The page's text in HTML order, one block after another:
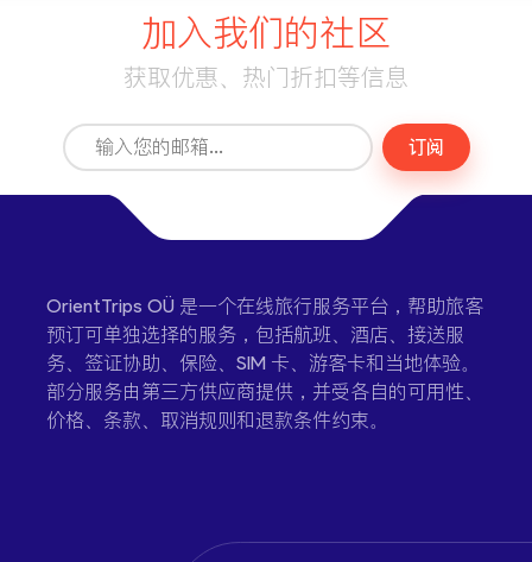
加入我们的社区
获取优惠、热门折扣等信息
订阅
OrientTrips OÜ 是一个在线旅行服务平台，帮助旅客
预订可单独选择的服务，包括航班、酒店、接送服
务、签证协助、保险、SIM 卡、游客卡和当地体验。
部分服务由第三方供应商提供，并受各自的可用性、
价格、条款、取消规则和退款条件约束。